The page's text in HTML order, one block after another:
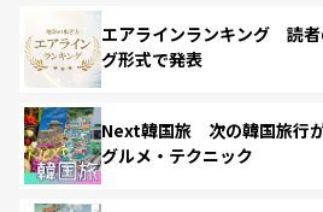
エアラインランキング 読
グ形式で発表
Next韓国旅 次の韓国旅行
グルメ・テクニック